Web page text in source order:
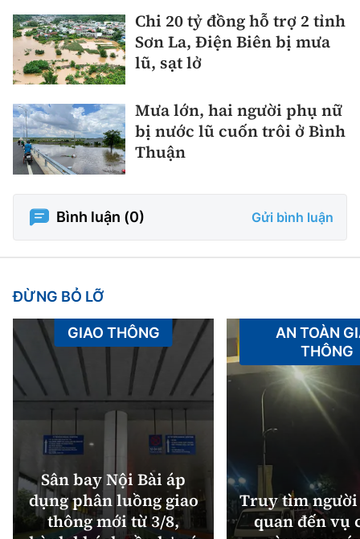
Chi 20 tỷ đồng hỗ trợ 2 tỉnh
Sơn La, Điện Biên bị mưa
lũ, sạt lở
Mưa lớn, hai người phụ nữ
bị nước lũ cuốn trôi ở Bình
Thuận
Bình luận (0) Gửi bình luận
ĐỪNG BỎ LỠ
Sân bay Nội Bài áp
dụng phân luồng giao
thông mới từ 3/8,
GIAO THÔNG
Truy tìm
quan đến vụ
AN TOÀN
THÔNG